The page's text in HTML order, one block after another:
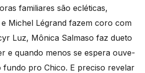
familiares são ecléticas,
Michel Légrand fazem coro com
Luz, Mônica Salmaso faz dueto
e quando menos se espera ouve-
fundo pro Chico. E preciso revelar